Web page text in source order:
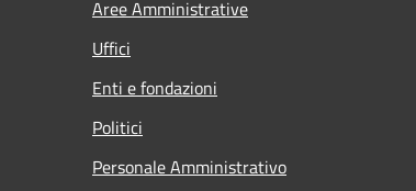
Aree Amministrative
Uffici
Enti e fondazioni
Politici
Personale Amministrativo